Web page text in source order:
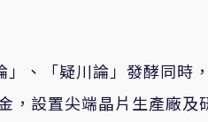
、「疑川論」發酵同時
，設置尖端晶片生產廠